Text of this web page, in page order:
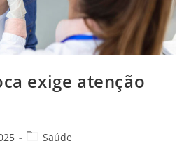
exige atenção
Saúde